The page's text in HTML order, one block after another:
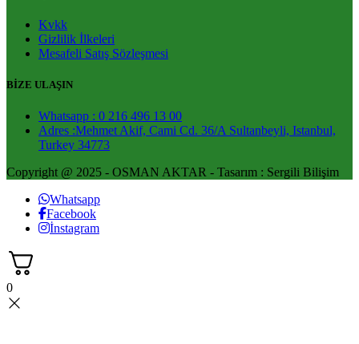
Kvkk
Gizlilik İlkeleri
Mesafeli Satış Sözleşmesi
BİZE ULAŞIN
Whatsapp : 0 216 496 13 00
Adres :Mehmet Akif, Cami Cd. 36/A Sultanbeyli, Istanbul,
Turkey 34773
Copyright @ 2025 - OSMAN AKTAR - Tasarım : Sergili Bilişim
Whatsapp
Facebook
İnstagram
0